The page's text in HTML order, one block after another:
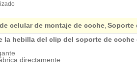
celular de montaje de coche, Soporte
la hebilla del clip del soporte de
directamente